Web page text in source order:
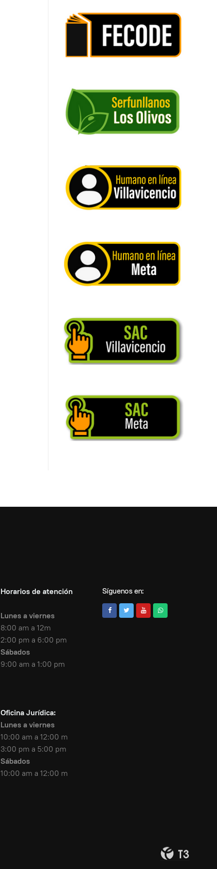
Horarios de atención
Lunes a viernes
8:00 am a 12m
2:00 pm a 6:00 pm
Sábados
9:00 am a 1:00 pm
Oficina Jurídica:
Lunes a viernes
10:00 am a 12:00 m
3:00 pm a 5:00 pm
Sábados
10:00 am a 12:00 m
Síguenos en: